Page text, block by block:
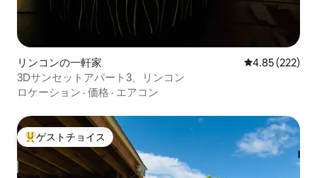
リンコンの一軒家 レビュー222
4.85 (222)
3Dサンセットアパート3、リンコン
ロケーション · 価格 · エアコン
大好評のゲストチョイスです。
ゲストチョイス